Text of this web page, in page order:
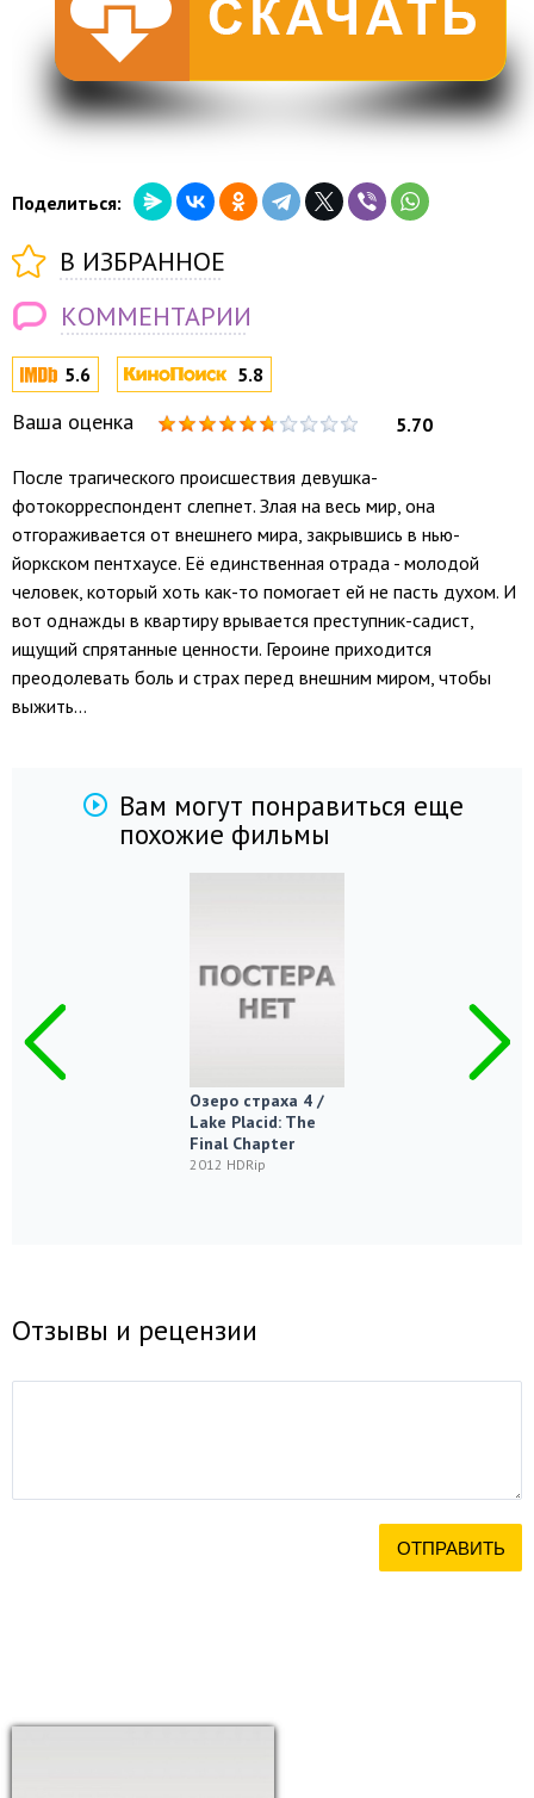
5.6 5.8
Ваша оценка 5.70
После трагического происшествия девушка-
фотокорреспондент слепнет. Злая на весь мир, она
отгораживается от внешнего мира, закрывшись в нью-
йоркском пентхаусе. Её единственная отрада - молодой
человек, который хоть как-то помогает ей не пасть духом. И
вот однажды в квартиру врывается преступник-садист,
ищущий спрятанные ценности. Героине приходится
преодолевать боль и страх перед внешним миром, чтобы
выжить...
Поделиться:
В ИЗБРАННОЕ
КОММЕНТАРИИ
Вам могут понравиться еще
похожие фильмы
Озеро страха 4 /
Lake Placid: The
Final Chapter
2012 HDRip
Отзывы и рецензии